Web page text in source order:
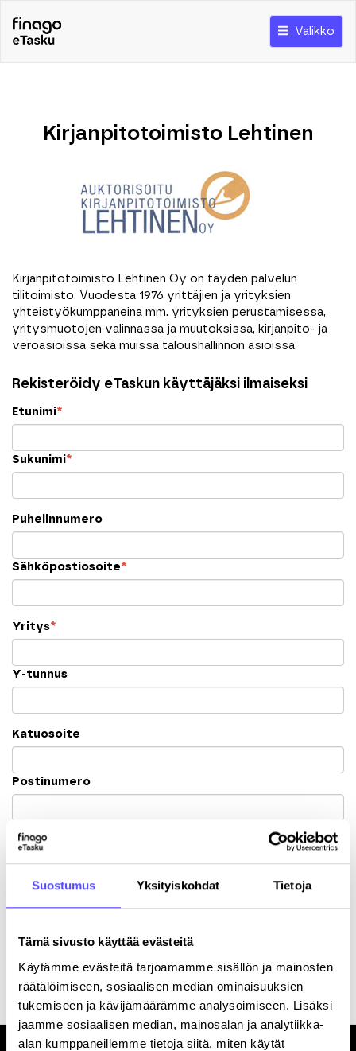
Suostumus Yksityiskohdat Tietoja
Tämä sivusto käyttää evästeitä
Käytämme evästeitä tarjoamamme sisällön ja mainosten
räätälöimiseen, sosiaalisen median ominaisuuksien
tukemiseen ja kävijämäärämme analysoimiseen. Lisäksi
jaamme sosiaalisen median, mainosalan ja analytiikka-
alan kumppaneillemme tietoja siitä, miten käytät
Valikko
Kirjanpitotoimisto Lehtinen
Kirjanpitotoimisto Lehtinen Oy on täyden palvelun
tilitoimisto. Vuodesta 1976 yrittäjien ja yrityksien
yhteistyökumppaneina mm. yrityksien perustamisessa,
yritysmuotojen valinnassa ja muutoksissa, kirjanpito- ja
veroasioissa sekä muissa taloushallinnon asioissa.
Rekisteröidy eTaskun käyttäjäksi ilmaiseksi
Etunimi*
Sukunimi*
Puhelinnumero
Sähköpostiosoite*
Yritys*
Y-tunnus
Katuosoite
Postinumero
Kaupunki